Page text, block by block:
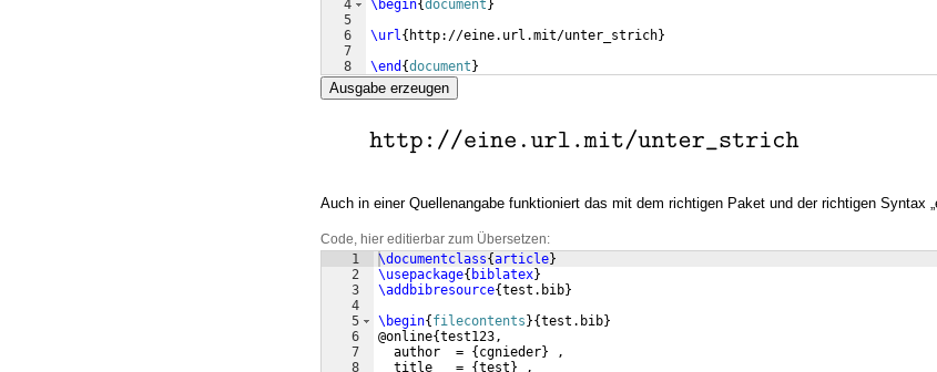
4
5
6
7
8
\begin{document }
\url{ http://eine.url.mit/unter_strich}
\end {document }
Ausgabe erzeugen
Auch in einer Quellenangabe funktioniert das mit dem richtigen Paket und der richtigen Syntax
Code, hier editierbar zum Übersetzen:
1
2
3
4
5
6
7
8
\documentclass{article}
\usepackage{ biblatex}
\addbibresource{test.bib}
\begin{ filecontents }{test.bib}
@online{test123,
  author  =
{ cgnieder} ,
  title   =
{test } ,